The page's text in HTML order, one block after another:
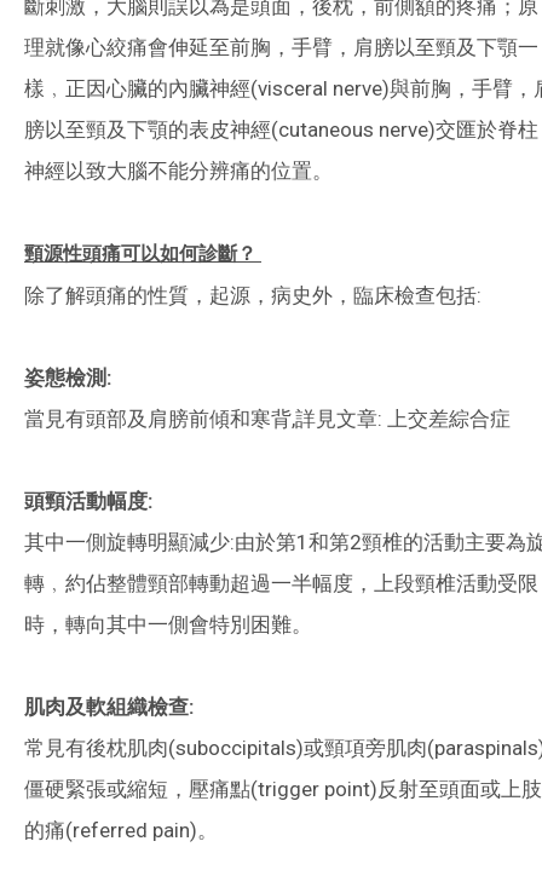
斷刺激，大腦則誤以為是頭面，後枕，前側額的疼痛；原
理就像心絞痛會伸延至前胸，手臂，肩膀以至頸及下顎一
樣﹐正因心臟的內臟神經(visceral nerve)與前胸，手臂，
膀以至頸及下顎的表皮神經(cutaneous nerve)交匯於脊柱
神經以致大腦不能分辨痛的位置。
頸源性頭痛可以如何診斷？
除了解頭痛的性質，起源，病史外，臨床檢查包括:
姿態檢測:
當見有頭部及肩膀前傾和寒背,詳見文章: 上交差綜合症
頭頸活動幅度:
其中一側旋轉明顯減少:由於第1和第2頸椎的活動主要為
轉﹐約佔整體頸部轉動超過一半幅度，上段頸椎活動受限
時，轉向其中一側會特別困難。
肌肉及軟組織檢查:
常見有後枕肌肉(suboccipitals)或頸項旁肌肉
僵硬緊張或縮短，壓痛點(trigger point)反射至頭面或上肢
的痛(referred pain)。